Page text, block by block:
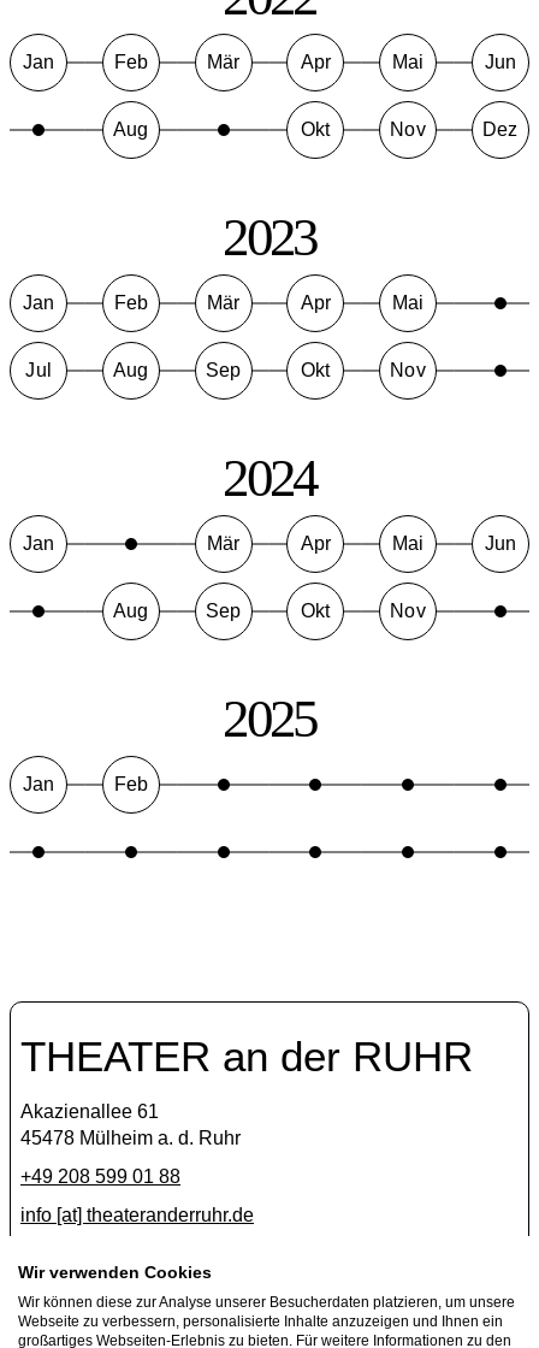
Jan Feb Mär Apr Mai Jun
Aug Okt Nov Dez
2023
Jan Feb Mär Apr Mai
Jul Aug Sep Okt Nov
2024
Jan Mär Apr Mai Jun
Aug Sep Okt Nov
2025
Jan Feb
THEATER an der RUHR
Akazienallee 61
45478 Mülheim a. d. Ruhr
+49 208 599 01 88
info [​at​] theateranderruhr.de
Facebook
Instagram
Newsletter
Wir verwenden Cookies
Wir können diese zur Analyse unserer Besucherdaten platzieren, um unsere
Webseite zu verbessern, personalisierte Inhalte anzuzeigen und Ihnen ein
großartiges Webseiten-Erlebnis zu bieten. Für weitere Informationen zu den